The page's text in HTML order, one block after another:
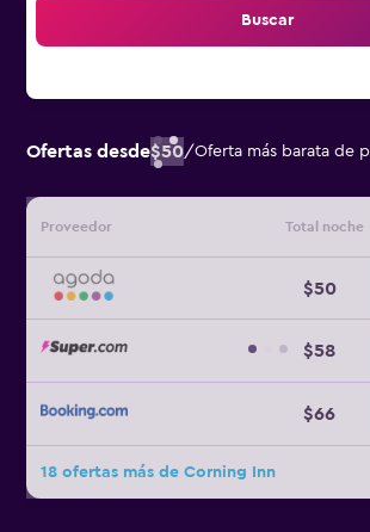
Buscar
Ofertas desde$50/Oferta más barata de
Proveedor Total noche
$50
$58
$66
18 ofertas más de Corning Inn